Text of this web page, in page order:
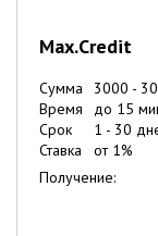
Max.Credit
Сумма 3000 -
Время
до 15
Срок
1 - 30
Ставка
от 1%
Получение: